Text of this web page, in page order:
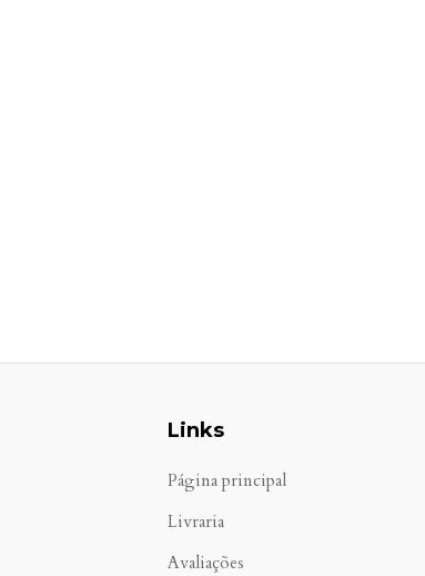
Links
Página principal
Livraria
Avaliações